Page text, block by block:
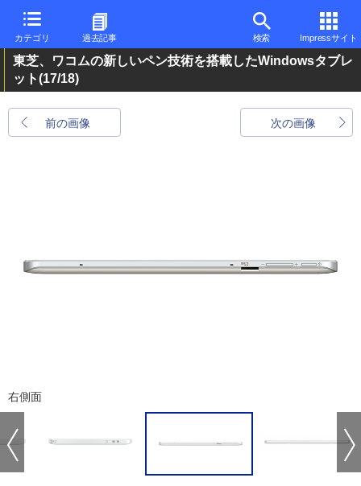
カテゴリ 過去記事 検索 Impressサイト
東芝、ワコムの新しいペン技術を搭載したWindowsタブレ
ット(17/18)
前の画像 次の画像
右側面